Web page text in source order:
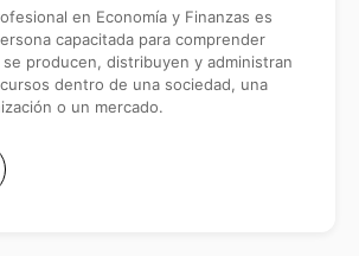
en Economía y Finanzas es
capacitada para comprender
se producen, distribuyen y administran
dentro de una sociedad, una
o un mercado.